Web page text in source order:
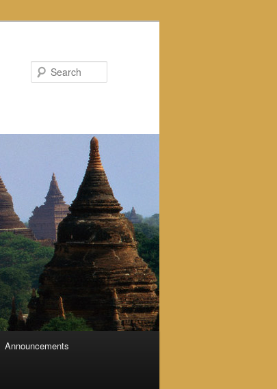
Announcements